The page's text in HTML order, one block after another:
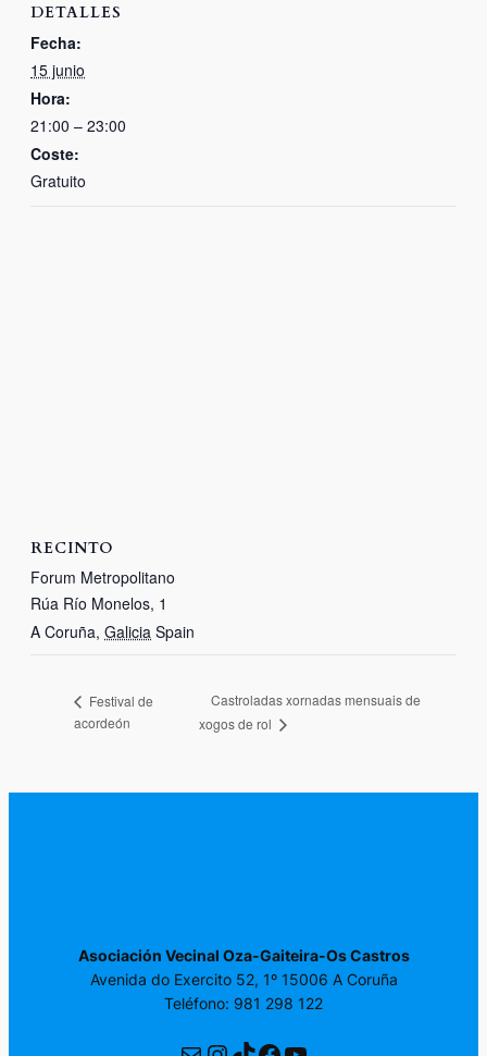
DETALLES
Fecha:
15 junio
Hora:
21:00 – 23:00
Coste:
Gratuito
RECINTO
Forum Metropolitano
Rúa Río Monelos, 1
A Coruña, Galicia Spain
Festival de
acordeón
Castroladas xornadas mensuais de
xogos de rol
Asociación Vecinal Oza-Gaiteira-Os Castros
Avenida do Exercito 52, 1º 15006 A Coruña
Teléfono: 981 298 122